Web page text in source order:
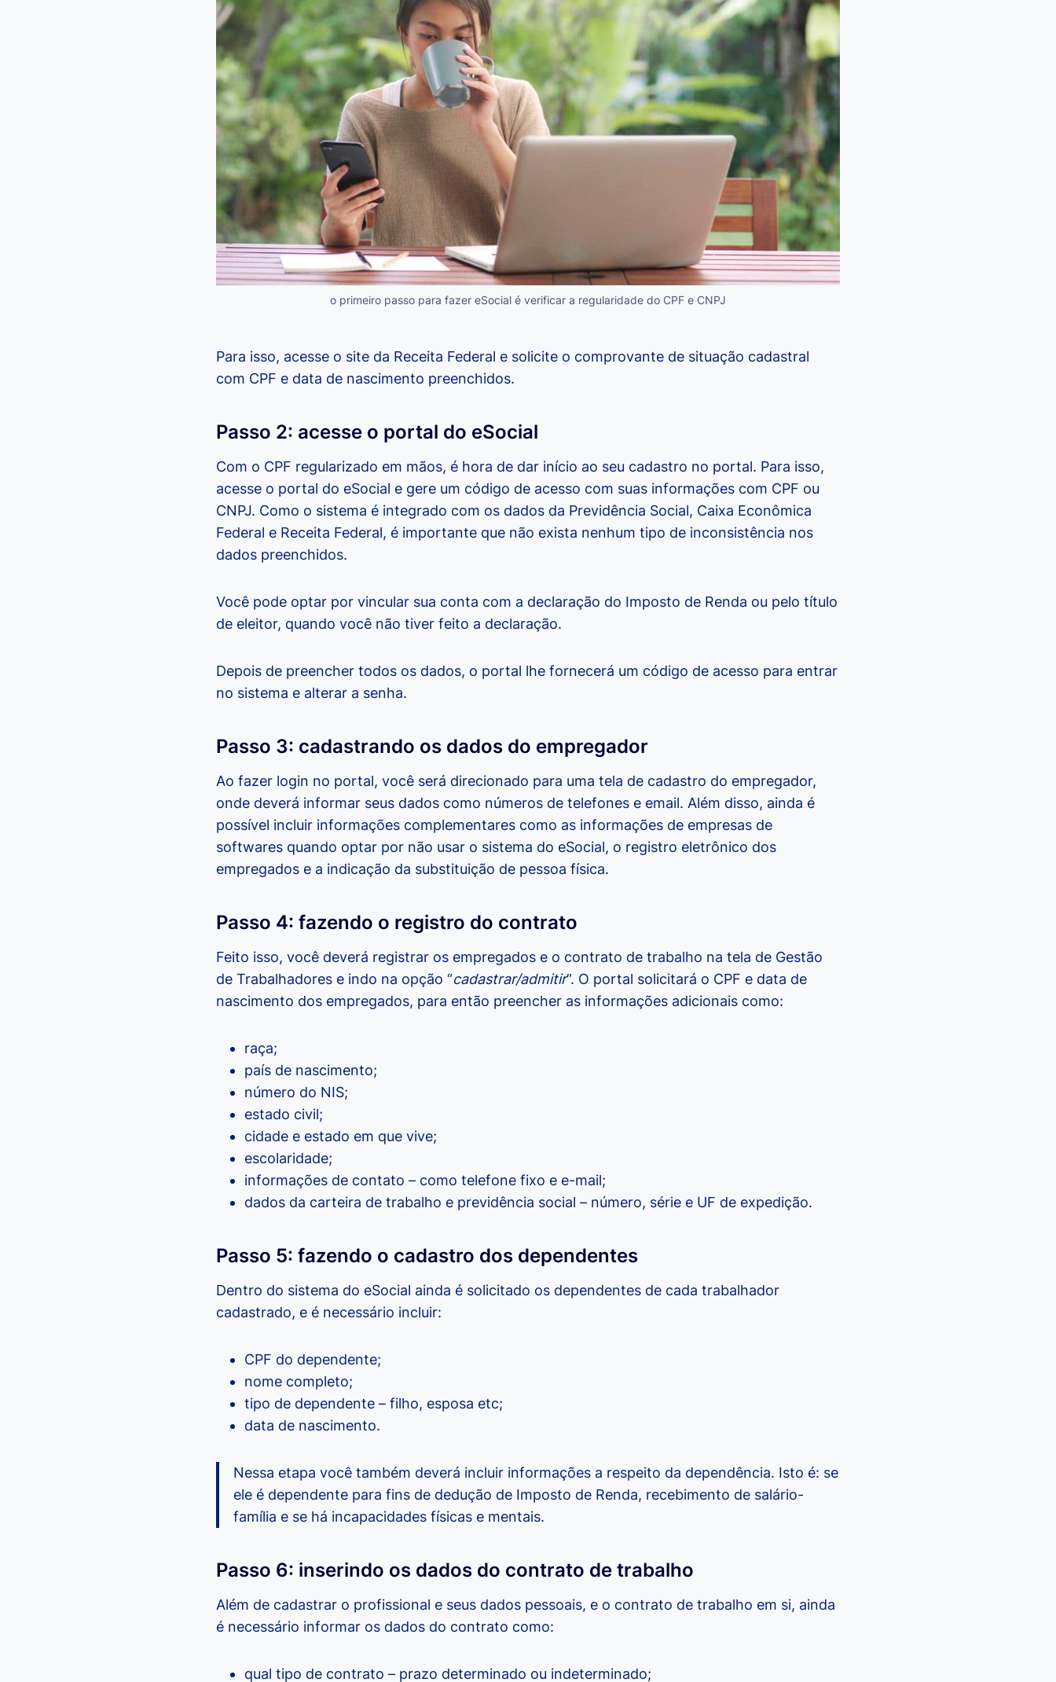
o primeiro passo para fazer eSocial é verificar a regularidade do CPF e CNPJ
Para isso, acesse o site da Receita Federal e solicite o comprovante de situação cadastral
com CPF e data de nascimento preenchidos.
Passo 2: acesse o portal do eSocial
Com o CPF regularizado em mãos, é hora de dar início ao seu cadastro no portal. Para isso,
acesse o portal do eSocial e gere um código de acesso com suas informações com CPF ou
CNPJ. Como o sistema é integrado com os dados da Previdência Social, Caixa Econômica
Federal e Receita Federal, é importante que não exista nenhum tipo de inconsistência nos
dados preenchidos.
Você pode optar por vincular sua conta com a declaração do Imposto de Renda ou pelo título
de eleitor, quando você não tiver feito a declaração.
Depois de preencher todos os dados, o portal lhe fornecerá um código de acesso para entrar
no sistema e alterar a senha.
Passo 3: cadastrando os dados do empregador
Ao fazer login no portal, você será direcionado para uma tela de cadastro do empregador,
onde deverá informar seus dados como números de telefones e email. Além disso, ainda é
possível incluir informações complementares como as informações de empresas de
softwares quando optar por não usar o sistema do eSocial, o registro eletrônico dos
empregados e a indicação da substituição de pessoa física.
Passo 4: fazendo o registro do contrato
Feito isso, você deverá registrar os empregados e o contrato de trabalho na tela de Gestão
de Trabalhadores e indo na opção “cadastrar/admitir”. O portal solicitará o CPF e data de
nascimento dos empregados, para então preencher as informações adicionais como:
raça;
país de nascimento;
número do NIS;
estado civil;
cidade e estado em que vive;
escolaridade;
informações de contato – como telefone fixo e e-mail;
dados da carteira de trabalho e previdência social – número, série e UF de expedição.
Passo 5: fazendo o cadastro dos dependentes
Dentro do sistema do eSocial ainda é solicitado os dependentes de cada trabalhador
cadastrado, e é necessário incluir:
CPF do dependente;
nome completo;
tipo de dependente – filho, esposa etc;
data de nascimento.
Nessa etapa você também deverá incluir informações a respeito da dependência. Isto é: se
ele é dependente para fins de dedução de Imposto de Renda, recebimento de salário-
família e se há incapacidades físicas e mentais.
Passo 6: inserindo os dados do contrato de trabalho
Além de cadastrar o profissional e seus dados pessoais, e o contrato de trabalho em si, ainda
é necessário informar os dados do contrato como:
qual tipo de contrato – prazo determinado ou indeterminado;